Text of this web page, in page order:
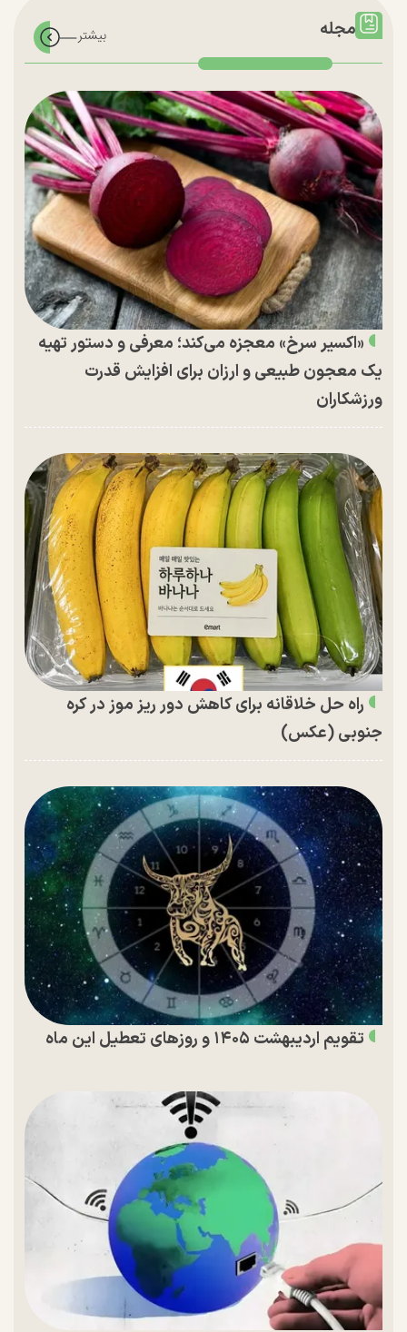
مجله
«اکسیر سرخ» معجزه می‌کند؛ معرفی و دستور تهیه
یک معجون طبیعی و ارزان برای افزایش قدرت
ورزشکاران
راه حل خلاقانه برای کاهش دور ریز موز در کره
جنوبی (عکس)
تقویم اردیبهشت ۱۴۰۵ و روز‌های تعطیل این ماه